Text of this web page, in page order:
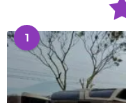
1